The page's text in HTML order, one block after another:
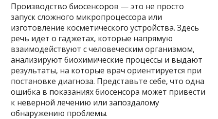
Производство биосенсоров — это не просто
запуск сложного микропроцессора или
изготовление косметического устройства. Здесь
речь идет о гаджетах, которые напрямую
взаимодействуют с человеческим организмом,
анализируют биохимические процессы и выдают
результаты, на которые врач ориентируется при
постановке диагноза. Представьте себе, что одна
ошибка в показаниях биосенсора может привести
к неверной лечению или запоздалому
обнаружению проблемы.